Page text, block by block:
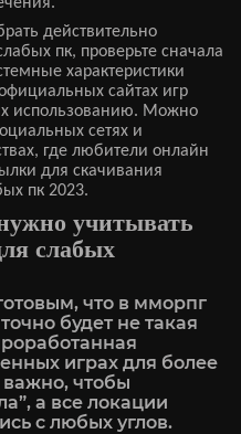
действительно
пк, проверьте сначала
характеристики
сайтах игр
использованию. Можно
сетях и
где любители онлайн
для скачивания
пк 2023.
учитывать
слабых
что в мморпг
будет не такая
играх для более
чтобы
а все локации
с любых углов.